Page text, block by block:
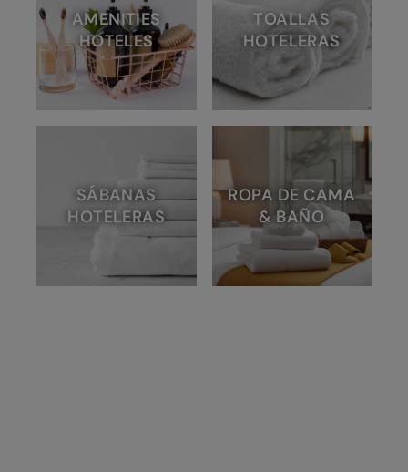
AMENITIES
HOTELES
TOALLAS
HOTELERAS
SÁBANAS
HOTELERAS
ROPA DE CAMA
& BAÑO